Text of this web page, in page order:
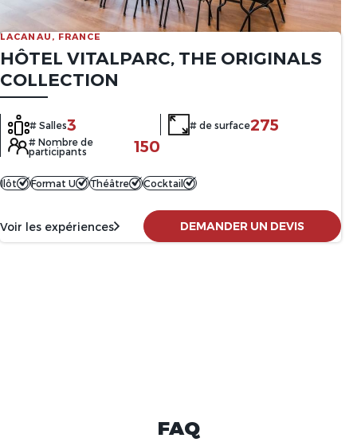
LACANAU, FRANCE
HÔTEL VITALPARC, THE ORIGINALS
COLLECTION
# Salles3 # de surface275
# Nombre de
participants
150
Ilôt Format U Théâtre Cocktail
Voir les expériences DEMANDER UN DEVIS
FAQ